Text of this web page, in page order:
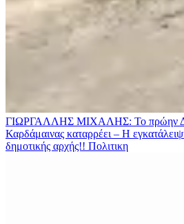
ΓΙΩΡΓΑΛΛΗΣ ΜΙΧΑΛΗΣ: Το πρώην
Καρδάμαινας καταρρέει – Η
δημοτικής αρχής!! Πολιτικη